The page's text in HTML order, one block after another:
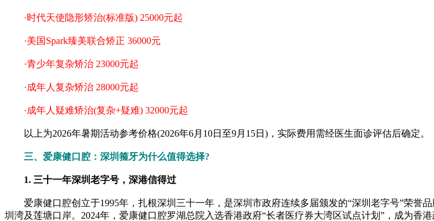
·时代天使隐形矫治(标准版) 25000元起
·美国Spark臻美联合矫正 36000元
·青少年复杂矫治 23000元起
·成年人复杂矫治 28000元起
·成年人疑难矫治(复杂+疑难) 32000元起
以上为2026年暑期活动参考价格(2026年6月10日至9月15日)，实际费用需经医生面诊评估后确定。
三、爱康健口腔：深圳箍牙为什么值得选择?
1. 三十一年深圳老字号，深港信得过
爱康健口腔创立于1995年，扎根深圳三十一年，是深圳市政府连续多届颁发的“深圳老字号”荣誉
圳湾及莲塘口岸。2024年，爱康健口腔罗湖总院入选香港政府“长者医疗券大湾区试点计划”，成为香港